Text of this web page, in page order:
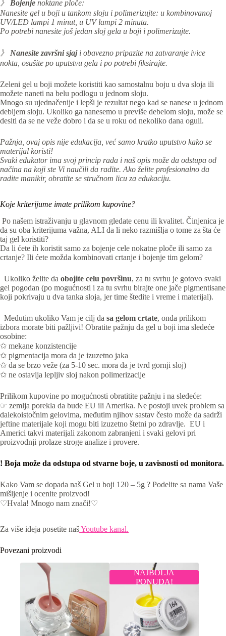
》 Bojenje noktane ploče:
Nanesite gel u boji u tankom sloju i polimerizujte: u kombinovanoj
UV/LED lampi 1 minut, u UV lampi 2 minuta.
Po potrebi nanesite još jedan sloj gela u boji i polimerizujte.
》 Nanesite završni sjaj i obavezno pripazite na zatvaranje ivice
nokta, osušite po uputstvu gela i po potrebi fiksirajte.
Zeleni gel u boji možete koristiti kao samostalnu boju u dva sloja ili
možete naneti na belu podlogu u jednom sloju.
Mnogo su ujednačenije i lepši je rezultat nego kad se nanese u jednom
debljem sloju. Ukoliko ga nanesemo u previše debelom sloju, može se
desiti da se ne veže dobro i da se u roku od nekoliko dana oguli.
Pažnja, ovaj opis nije edukacija, već samo kratko uputstvo kako se
materijal koristi!
Svaki edukator ima svoj princip rada i naš opis može da odstupa od
načina na koji ste Vi naučili da radite. Ako želite profesionalno da
radite manikir, obratite se stručnom licu za edukaciju.
Koje kriterijume imate prilikom kupovine?
Po našem istraživanju u glavnom gledate cenu ili kvalitet. Činjenica je
da su oba kriterijuma važna, ALI da li neko razmišlja o tome za šta će
taj gel koristiti?
Da li ćete ih koristit samo za bojenje cele nokatne ploče ili samo za
crtanje? Ili ćete možda kombinovati crtanje i bojenje tim gelom?
Ukoliko želite da obojite celu površinu, za tu svrhu je gotovo svaki
gel pogodan (po mogućnosti i za tu svrhu birajte one jače pigmentisane
koji pokrivaju u dva tanka sloja, jer time štedite i vreme i materijal).
Međutim ukoliko Vam je cilj da sa gelom crtate, onda prilikom
izbora morate biti pažljivi! Obratite pažnju da gel u boji ima sledeće
osobine:
✩ mekane konzistencije
✩ pigmentacija mora da je izuzetno jaka
✩ da se brzo veže (za 5-10 sec. mora da je tvrd gornji sloj)
✩ ne ostavlja lepljiv sloj nakon polimerizacije
Prilikom kupovine po mogućnosti obratitite pažnju i na sledeće:
☞ zemlja porekla da bude EU ili Amerika. Ne postoji uvek problem sa
dalekoistočnim gelovima, međutim njihov sastav često može da sadrži
jeftine materijale koji mogu biti izuzetno štetni po zdravlje. EU i
Americi takvi materijali zakonom zabranjeni i svaki gelovi pri
proizvodnji prolaze stroge analize i provere.
! Boja može da odstupa od stvarne boje, u zavisnosti od monitora.
Kako Vam se dopada naš Gel u boji 120 – 5g ? Podelite sa nama Vaše
mišljenje i ocenite proizvod!
♡Hvala! Mnogo nam znači!♡
Za više ideja posetite našYoutube kanal.
Povezani proizvodi
NAJBOLJA
PONUDA!